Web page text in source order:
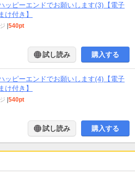
ッピーエンドでお願いします(3)【電子
け付き】
|540pt
試し読み 購入する
ッピーエンドでお願いします(4)【電子
け付き】
|540pt
試し読み 購入する